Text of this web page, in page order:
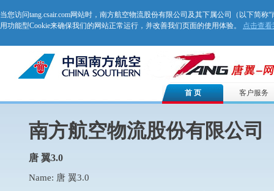
当您访问tang.csair.com网站时，南方航空物流股份有限公司及其下属公司（以下简
用功能型Cookie来确保我们的网站正常运行，并改善我们页面的使用体验。 点击查看
首 页 客户服务
南方航空物流股份有限公司
唐 翼3.0
Name: 唐 翼3.0